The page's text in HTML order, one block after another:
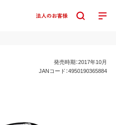
発売時期：2017年10月
JANコード：4950190365884